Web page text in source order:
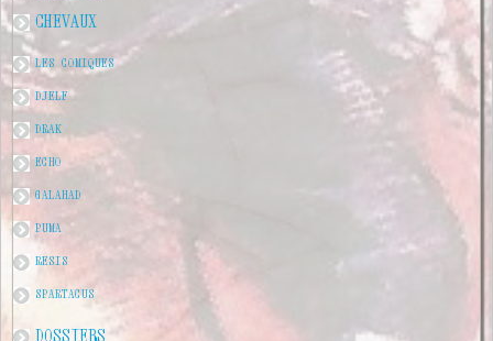
CHEVAUX
LES COMIQUES
DJELF
DRAK
ECHO
GALAHAD
PUMA
RESIS
SPARTACUS
DOSSIERS